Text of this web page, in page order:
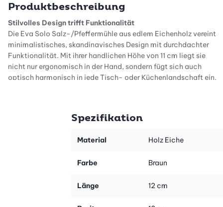
Produktbeschreibung
Stilvolles Design trifft Funktionalität
Die Eva Solo Salz-/Pfeffermühle aus edlem Eichenholz vereint
minimalistisches, skandinavisches Design mit durchdachter
Funktionalität. Mit ihrer handlichen Höhe von 11 cm liegt sie
nicht nur ergonomisch in der Hand, sondern fügt sich auch
optisch harmonisch in jede Tisch- oder Küchenlandschaft ein.
Präzises Mahlen ganz nach deinem Geschmack
überzeugt die Mühle durch zuverlässige Leistung und individuell
sich der Mahlgrad stufenlos von fein bis grob regulieren – für
Speisen mit frisch gemahlenem Meersalz, Pfeffer oder auch
Spezifikation
Material Holz Eiche
Farbe Braun
Länge 12 cm